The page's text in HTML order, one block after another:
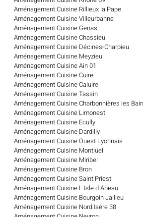
Aménagement Cuisine Rillieux la Pape
Aménagement Cuisine Villeurbanne
Aménagement Cuisine Genas
Aménagement Cuisine Chassieu
Aménagement Cuisine Décines-Charpieu
Aménagement Cuisine Meyzieu
Aménagement Cuisine Ain 01
Aménagement Cuisine Cuire
Aménagement Cuisine Caluire
Aménagement Cuisine Tassin
Aménagement Cuisine Charbonnières les
Aménagement Cuisine Limonest
Aménagement Cuisine Ecully
Aménagement Cuisine Dardilly
Aménagement Cuisine Ouest Lyonnais
Aménagement Cuisine Montluel
Aménagement Cuisine Miribel
Aménagement Cuisine Bron
Aménagement Cuisine Saint Priest
Aménagement Cuisine L Isle d Abeau
Aménagement Cuisine Bourgoin Jallieu
Aménagement Cuisine Nord Isère 38